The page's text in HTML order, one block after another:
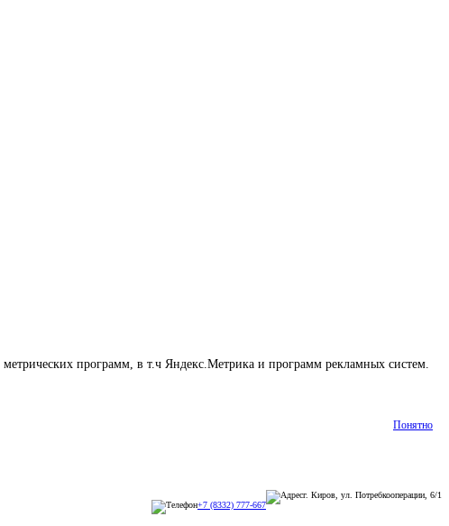
программ, в т.ч Яндекс.Метрика и программ рекламных систем.
Понятно
г. Киров, ул. Потребкооперации, 6/1
+7 (8332) 777-667